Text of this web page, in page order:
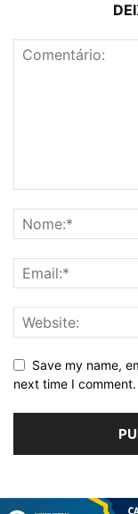
Save my name,
next time I comment.